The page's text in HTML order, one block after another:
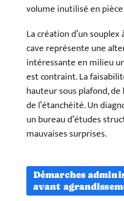
volume inutilisé en
La création d’un souplex
cave représente une
intéressante en milieu
est contraint. La
hauteur sous plafond,
de l’étanchéité. Un
un bureau d’études
mauvaises surprises.
Démarches
avant